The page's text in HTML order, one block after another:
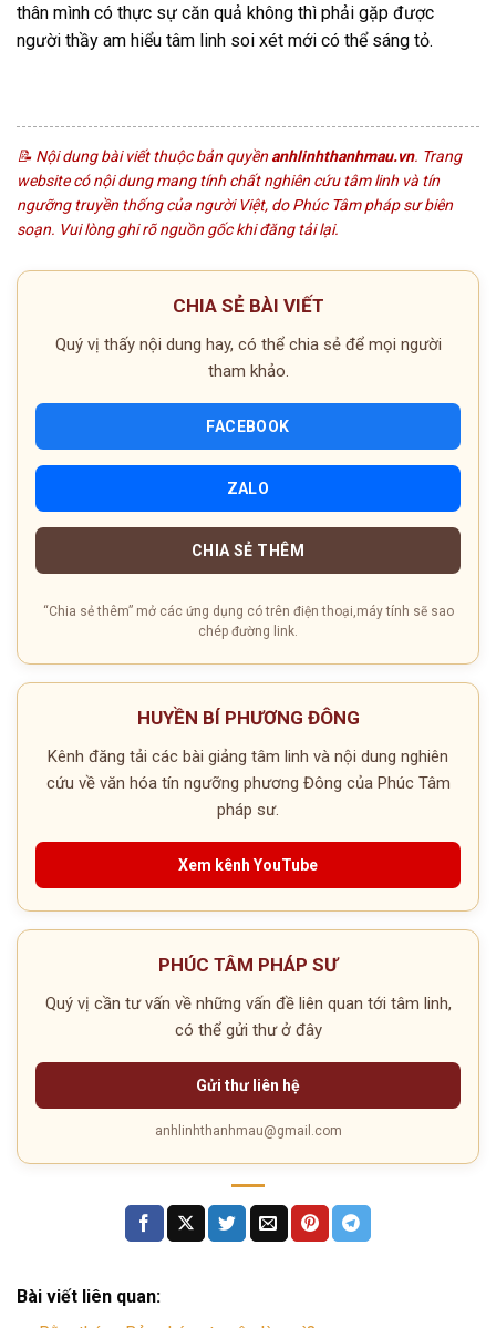
thân mình có thực sự căn quả không thì phải gặp được
người thầy am hiểu tâm linh soi xét mới có thể sáng tỏ.
📝 Nội dung bài viết thuộc bản quyền anhlinhthanhmau.vn. Trang
website có nội dung mang tính chất nghiên cứu tâm linh và tín
ngưỡng truyền thống của người Việt, do Phúc Tâm pháp sư biên
soạn. Vui lòng ghi rõ nguồn gốc khi đăng tải lại.
CHIA SẺ BÀI VIẾT
Quý vị thấy nội dung hay, có thể chia sẻ để mọi người
tham khảo.
FACEBOOK
ZALO
CHIA SẺ THÊM
“Chia sẻ thêm” mở các ứng dụng có trên điện thoại,máy tính sẽ sao
chép đường link.
HUYỀN BÍ PHƯƠNG ĐÔNG
Kênh đăng tải các bài giảng tâm linh và nội dung nghiên
cứu về văn hóa tín ngưỡng phương Đông của Phúc Tâm
pháp sư.
Xem kênh YouTube
PHÚC TÂM PHÁP SƯ
Quý vị cần tư vấn về những vấn đề liên quan tới tâm linh,
có thể gửi thư ở đây
Gửi thư liên hệ
anhlinhthanhmau@gmail.com
Bài viết liên quan: